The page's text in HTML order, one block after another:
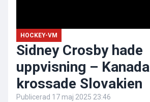
HOCKEY-VM
Sidney Crosby hade
uppvisning – Kanada
krossade Slovakien
Publicerad 17 maj 2025 23:46